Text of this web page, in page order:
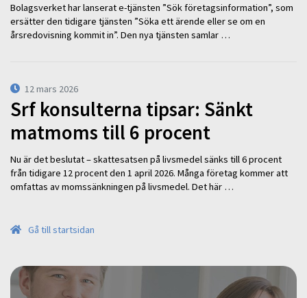
Bolagsverket har lanserat e-tjänsten ”Sök företagsinformation”, som
ersätter den tidigare tjänsten ”Söka ett ärende eller se om en
årsredovisning kommit in”. Den nya tjänsten samlar …
12 mars 2026
Srf konsulterna tipsar: Sänkt
matmoms till 6 procent
Nu är det beslutat – skattesatsen på livsmedel sänks till 6 procent
från tidigare 12 procent den 1 april 2026. Många företag kommer att
omfattas av momssänkningen på livsmedel. Det här …
Gå till startsidan